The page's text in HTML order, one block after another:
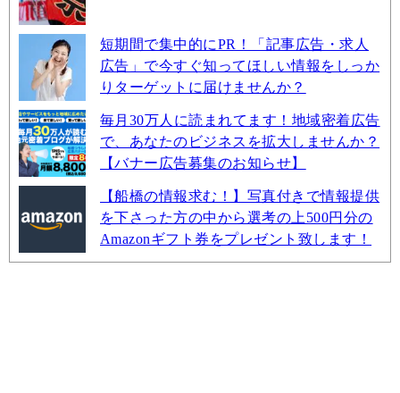
短期間で集中的にPR！「記事広告・求人
広告」で今すぐ知ってほしい情報をしっか
りターゲットに届けませんか？
毎月30万人に読まれてます！地域密着広告
で、あなたのビジネスを拡大しませんか？
【バナー広告募集のお知らせ】
【船橋の情報求む！】写真付きで情報提供
を下さった方の中から選考の上500円分の
Amazonギフト券をプレゼント致します！